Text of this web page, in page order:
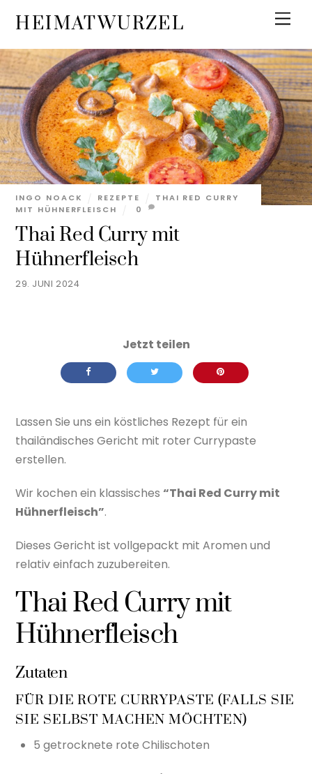
content
HEIMATWURZEL
29. JUNI 2024
Thai Red Curry mit
Hühnerfleisch
INGO NOACK REZEPTE
THAI RED CURRY
MIT HÜHNERFLEISCH
0
Lassen Sie uns ein köstliches Rezept für ein
thailändisches Gericht mit roter Currypaste
erstellen.
Wir kochen ein klassisches “Thai Red Curry mit
Hühnerfleisch”.
Dieses Gericht ist vollgepackt mit Aromen und
relativ einfach zuzubereiten.
Thai Red Curry mit
Hühnerfleisch
Zutaten
FÜR DIE ROTE CURRYPASTE (FALLS SIE
SIE SELBST MACHEN MÖCHTEN)
5 getrocknete rote Chilischoten